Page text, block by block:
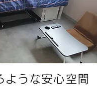
ような安心空間